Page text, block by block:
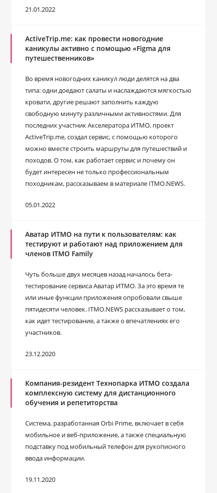
21.01.2022
ActiveTrip.me: как провести новогодние
каникулы активно с помощью «Figma для
путешественников»
Во время новогодних каникул люди делятся на два
типа: одни доедают салаты и наслаждаются мягкостью
кровати, другие решают заполнить каждую
свободную минуту различными активностями. Для
последних участник Акселератора ИТМО, проект
ActiveTrip.me, создал сервис, с помощью которого
можно вместе строить маршруты для путешествий и
походов. О том, как работает сервис и почему он
будет интересен не только профессиональным
походникам, рассказываем в материале ITMO.NEWS.
05.01.2022
Аватар ИТМО на пути к пользователям: как
тестируют и работают над приложением для
членов ITMO Family
Чуть больше двух месяцев назад началось бета-
тестирование сервиса Аватар ИТМО. За это время те
или иные функции приложения опробовали свыше
пятидесяти человек. ITMO.NEWS рассказывает о том,
как идет тестирование, а также о впечатлениях его
участников.
23.12.2020
Компания-резидент Технопарка ИТМО создала
комплексную систему для дистанционного
обучения и репетиторства
Система, разработанная Orbi Prime, включает в себя
мобильное и веб-приложение, а также специальную
подставку под мобильный телефон для рукописного
ввода информации.
19.11.2020